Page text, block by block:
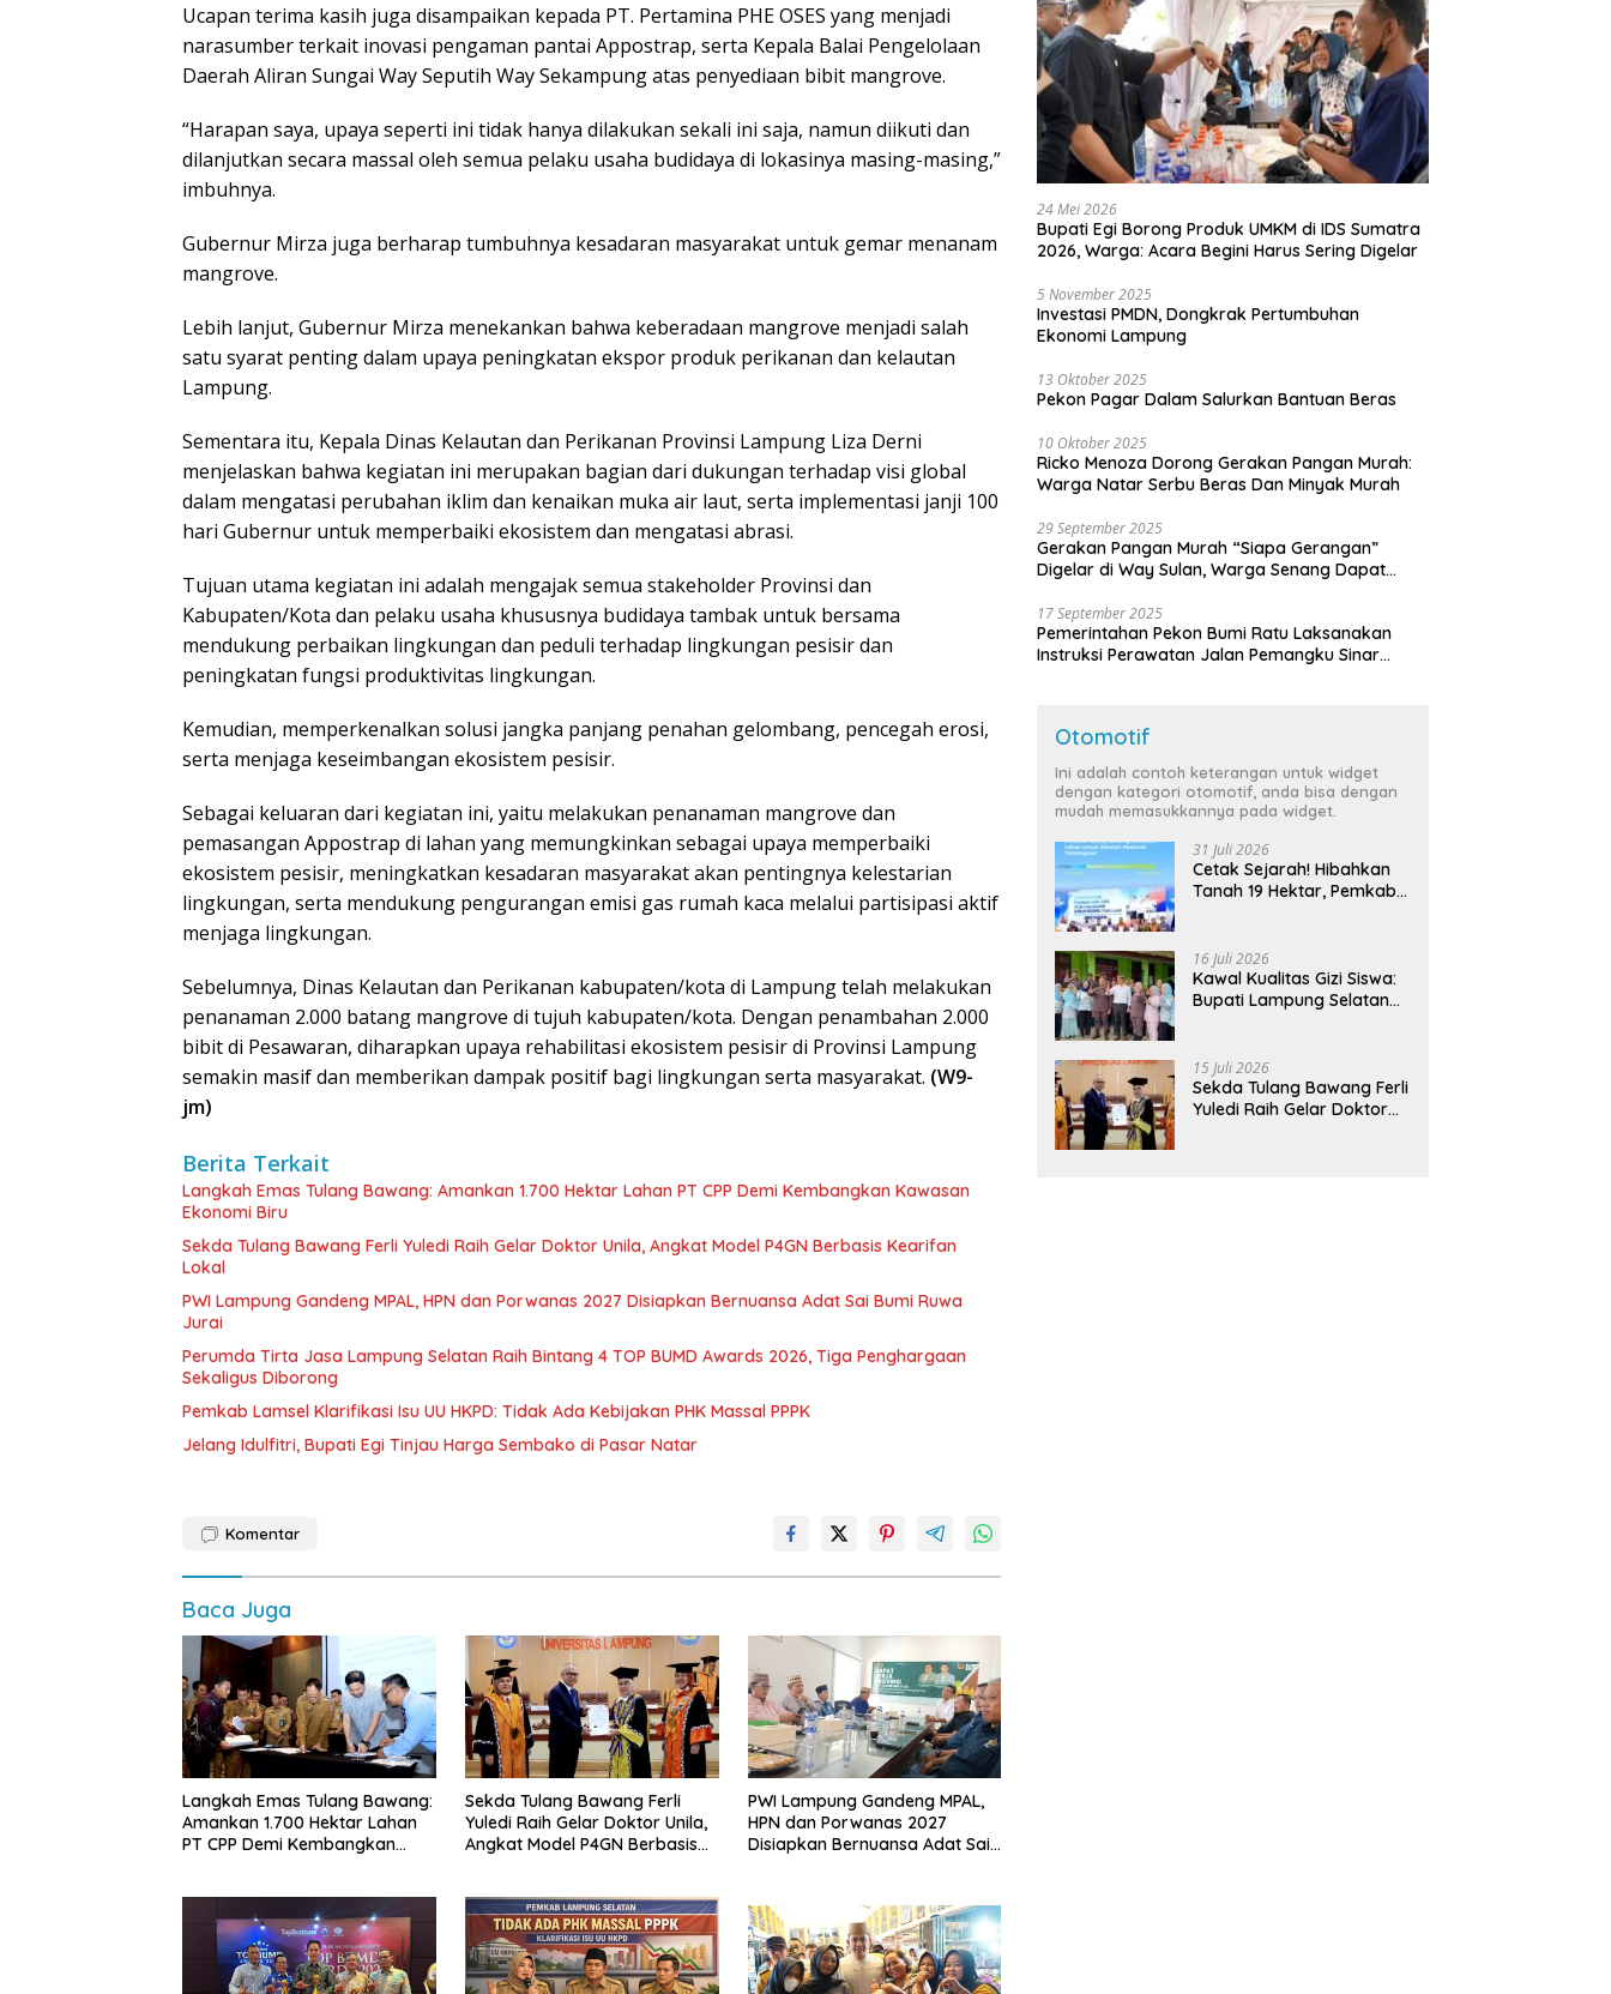
Ucapan terima kasih juga disampaikan kepada PT. Pertamina PHE OSES yang menjadi
narasumber terkait inovasi pengaman pantai Appostrap, serta Kepala Balai Pengelolaan
Daerah Aliran Sungai Way Seputih Way Sekampung atas penyediaan bibit mangrove.
“Harapan saya, upaya seperti ini tidak hanya dilakukan sekali ini saja, namun diikuti dan
dilanjutkan secara massal oleh semua pelaku usaha budidaya di lokasinya masing-masing,”
imbuhnya.
Gubernur Mirza juga berharap tumbuhnya kesadaran masyarakat untuk gemar menanam
mangrove.
Lebih lanjut, Gubernur Mirza menekankan bahwa keberadaan mangrove menjadi salah
satu syarat penting dalam upaya peningkatan ekspor produk perikanan dan kelautan
Lampung.
Sementara itu, Kepala Dinas Kelautan dan Perikanan Provinsi Lampung Liza Derni
menjelaskan bahwa kegiatan ini merupakan bagian dari dukungan terhadap visi global
dalam mengatasi perubahan iklim dan kenaikan muka air laut, serta implementasi janji 100
hari Gubernur untuk memperbaiki ekosistem dan mengatasi abrasi.
Tujuan utama kegiatan ini adalah mengajak semua stakeholder Provinsi dan
Kabupaten/Kota dan pelaku usaha khususnya budidaya tambak untuk bersama
mendukung perbaikan lingkungan dan peduli terhadap lingkungan pesisir dan
peningkatan fungsi produktivitas lingkungan.
Kemudian, memperkenalkan solusi jangka panjang penahan gelombang, pencegah erosi,
serta menjaga keseimbangan ekosistem pesisir.
Sebagai keluaran dari kegiatan ini, yaitu melakukan penanaman mangrove dan
pemasangan Appostrap di lahan yang memungkinkan sebagai upaya memperbaiki
ekosistem pesisir, meningkatkan kesadaran masyarakat akan pentingnya kelestarian
lingkungan, serta mendukung pengurangan emisi gas rumah kaca melalui partisipasi aktif
menjaga lingkungan.
Sebelumnya, Dinas Kelautan dan Perikanan kabupaten/kota di Lampung telah melakukan
penanaman 2.000 batang mangrove di tujuh kabupaten/kota. Dengan penambahan 2.000
bibit di Pesawaran, diharapkan upaya rehabilitasi ekosistem pesisir di Provinsi Lampung
semakin masif dan memberikan dampak positif bagi lingkungan serta masyarakat. (W9-
jm)
Berita Terkait
Langkah Emas Tulang Bawang: Amankan 1.700 Hektar Lahan PT CPP Demi Kembangkan Kawasan
Ekonomi Biru
Sekda Tulang Bawang Ferli Yuledi Raih Gelar Doktor Unila, Angkat Model P4GN Berbasis Kearifan
Lokal
PWI Lampung Gandeng MPAL, HPN dan Porwanas 2027 Disiapkan Bernuansa Adat Sai Bumi Ruwa
Jurai
Perumda Tirta Jasa Lampung Selatan Raih Bintang 4 TOP BUMD Awards 2026, Tiga Penghargaan
Sekaligus Diborong
Pemkab Lamsel Klarifikasi Isu UU HKPD: Tidak Ada Kebijakan PHK Massal PPPK
Jelang Idulfitri, Bupati Egi Tinjau Harga Sembako di Pasar Natar
Komentar
Baca Juga
Langkah Emas Tulang Bawang:
Amankan 1.700 Hektar Lahan
PT CPP Demi Kembangkan
Sekda Tulang Bawang Ferli
Yuledi Raih Gelar Doktor Unila,
Angkat Model P4GN Berbasis
PWI Lampung Gandeng MPAL,
HPN dan Porwanas 2027
Disiapkan Bernuansa Adat Sai
24 Mei 2026
Bupati Egi Borong Produk UMKM di IDS Sumatra
2026, Warga: Acara Begini Harus Sering Digelar
5 November 2025
Investasi PMDN, Dongkrak Pertumbuhan
Ekonomi Lampung
13 Oktober 2025
Pekon Pagar Dalam Salurkan Bantuan Beras
10 Oktober 2025
Ricko Menoza Dorong Gerakan Pangan Murah:
Warga Natar Serbu Beras Dan Minyak Murah
29 September 2025
Gerakan Pangan Murah “Siapa Gerangan”
Digelar di Way Sulan, Warga Senang Dapat
17 September 2025
Pemerintahan Pekon Bumi Ratu Laksanakan
Instruksi Perawatan Jalan Pemangku Sinar
Otomotif
Ini adalah contoh keterangan untuk widget
dengan kategori otomotif, anda bisa dengan
mudah memasukkannya pada widget.
31 Juli 2026
Cetak Sejarah! Hibahkan
Tanah 19 Hektar, Pemkab
Terintegrasi Pertama di
Lampung
16 Juli 2026
Kawal Kualitas Gizi Siswa:
Bupati Lampung Selatan
Bergizi Gratis di Natar
15 Juli 2026
Sekda Tulang Bawang Ferli
Yuledi Raih Gelar Doktor